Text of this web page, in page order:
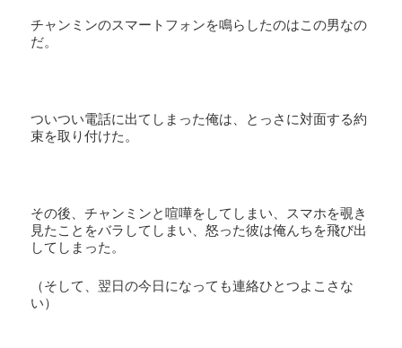
チャンミンのスマートフォンを鳴らしたのはこの男なの
だ。
ついつい電話に出てしまった俺は、とっさに対面する約
束を取り付けた。
その後、チャンミンと喧嘩をしてしまい、スマホを覗き
見たことをバラしてしまい、怒った彼は俺んちを飛び出
してしまった。
（そして、翌日の今日になっても連絡ひとつよこさな
い）